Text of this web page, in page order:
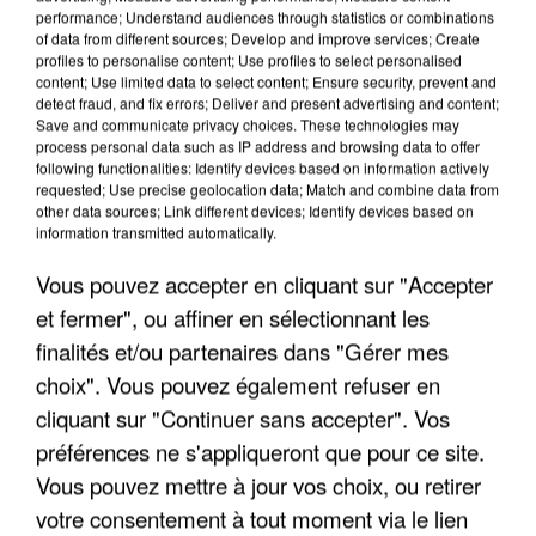
APRÈS TOUTES CES CANICULES, LES REFUGES
DE FAUNE SAUVAGE SONT...
performance; Understand audiences through statistics or combinations
of data from different sources; Develop and improve services; Create
profiles to personalise content; Use profiles to select personalised
content; Use limited data to select content; Ensure security, prevent and
detect fraud, and fix errors; Deliver and present advertising and content;
Save and communicate privacy choices. These technologies may
process personal data such as IP address and browsing data to offer
following functionalities: Identify devices based on information actively
requested; Use precise geolocation data; Match and combine data from
other data sources; Link different devices; Identify devices based on
information transmitted automatically.
Vous pouvez accepter en cliquant sur "Accepter
et fermer", ou affiner en sélectionnant les
finalités et/ou partenaires dans "Gérer mes
choix". Vous pouvez également refuser en
cliquant sur "Continuer sans accepter". Vos
préférences ne s'appliqueront que pour ce site.
Vous pouvez mettre à jour vos choix, ou retirer
votre consentement à tout moment via le lien